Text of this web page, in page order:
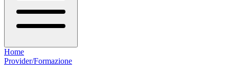
Home
Provider/Formazione